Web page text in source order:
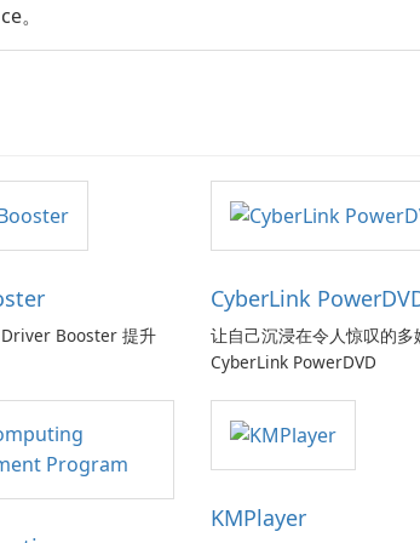
。
Booster 提升
CyberLink
让自己沉浸在令人惊叹的多
CyberLink PowerDVD
KMPlayer